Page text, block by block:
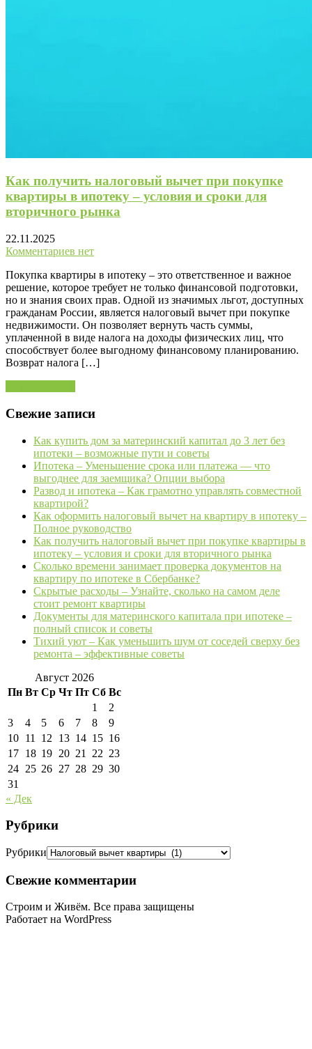
Как получить налоговый вычет при покупке
квартиры в ипотеку – условия и сроки для
вторичного рынка
22.11.2025
Комментариев нет
Покупка квартиры в ипотеку – это ответственное и важное
решение, которое требует не только финансовой подготовки,
но и знания своих прав. Одной из значимых льгот, доступных
гражданам России, является налоговый вычет при покупке
недвижимости. Он позволяет вернуть часть суммы,
уплаченной в виде налога на доходы физических лиц, что
способствует более выгодному финансовому планированию.
Возврат налога […]
Свежие записи
Как купить дом за материнский капитал до 3 лет без
ипотеки – возможные пути и советы
Ипотека – Уменьшение срока или платежа — что
выгоднее для заемщика? Опции выбора
Развод и ипотека – Как грамотно управлять совместной
квартирой?
Как оформить налоговый вычет на квартиру в ипотеку –
Полное руководство
Как получить налоговый вычет при покупке квартиры в
ипотеку – условия и сроки для вторичного рынка
Сколько времени занимает проверка документов на
квартиру по ипотеке в Сбербанке?
Скрытые расходы – Узнайте, сколько на самом деле
стоит ремонт квартиры
Документы для материнского капитала при ипотеке –
полный список и советы
Тихий уют – Как уменьшить шум от соседей сверху без
ремонта – эффективные советы
Август 2026
Пн Вт Ср Чт Пт Сб Вс
1
2
3
4 5 6 7 8
9
10 11 12 13 14 15 16
17 18 19 20 21 22 23
24 25 26 27 28 29 30
31
« Дек
Рубрики
Рубрики
Свежие комментарии
Строим и Живём. Все права защищены
Работает на WordPress